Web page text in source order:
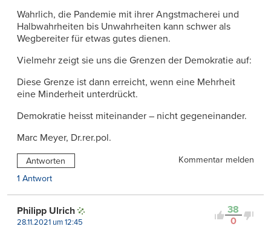
Wahrlich, die Pandemie mit ihrer Angstmacherei und
Halbwahrheiten bis Unwahrheiten kann schwer als
Wegbereiter für etwas gutes dienen.
Vielmehr zeigt sie uns die Grenzen der Demokratie auf:
Diese Grenze ist dann erreicht, wenn eine Mehrheit
eine Minderheit unterdrückt.
Demokratie heisst miteinander – nicht gegeneinander.
Marc Meyer, Dr.rer.pol.
Antworten
Kommentar melden
1 Antwort
38
0
Philipp Ulrich
28.11.2021 um 12:45